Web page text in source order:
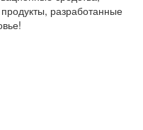
разработанные